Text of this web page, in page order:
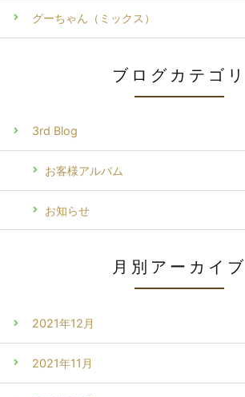
グーちゃん（ミックス）
ブログカテゴリ
3rd Blog
お客様アルバム
お知らせ
月別アーカイブ
2021年12月
2021年11月